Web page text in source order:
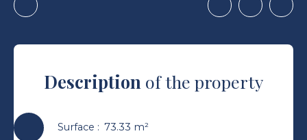
Description of the property
Surface : 73.33 m²